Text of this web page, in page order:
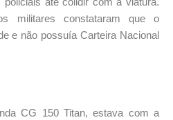
militares constataram que o
e não possuía Carteira Nacional
CG 150 Titan, estava com a